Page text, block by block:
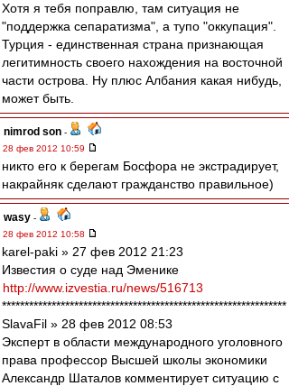
Хотя я тебя поправлю, там ситуация не
"поддержка сепаратизма", а тупо "оккупация".
Турция - единственная страна признающая
легитимность своего нахождения на восточной
части острова. Ну плюс Албания какая нибудь,
может быть.
nimrod son -
28 фев 2012 10:59
никто его к берегам Босфора не экстрадирует,
накрайняк сделают гражданство правильное)
wasy -
28 фев 2012 10:58
karel-paki » 27 фев 2012 21:23
Известия о суде над Эменике
http://www.izvestia.ru/news/516713
***************************************************************
SlavaFil » 28 фев 2012 08:53
Эксперт в области международного уголовного
права профессор Высшей школы экономики
Александр Шаталов комментирует ситуацию с